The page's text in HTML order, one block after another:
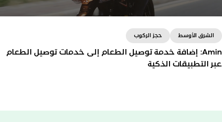
الشرق الأوسط حجز الركوب
Amin: إضافة خدمة توصيل الطعام إلى خدمات توصيل الطعام
التطبيقات الذكية